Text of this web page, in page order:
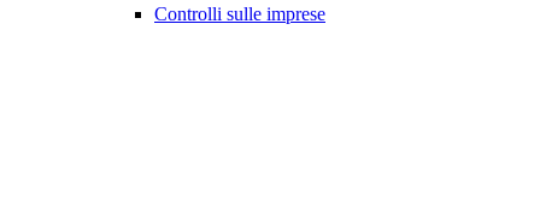
Controlli sulle imprese